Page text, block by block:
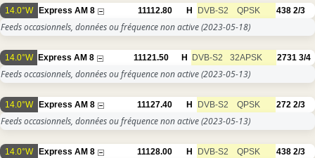
14.0°W Express AM 8 11112.80 H DVB-S2 QPSK 438 2/3
Feeds occasionnels, données ou fréquence non active(2023-05-18)
14.0°W Express AM 8 11121.50 H DVB-S2 32APSK 2731 3/4
Feeds occasionnels, données ou fréquence non active(2023-05-13)
14.0°W Express AM 8 11127.40 H DVB-S2 QPSK 272 2/3
Feeds occasionnels, données ou fréquence non active(2023-05-13)
14.0°W Express AM 8 11128.00 H DVB-S2 QPSK 438 2/3